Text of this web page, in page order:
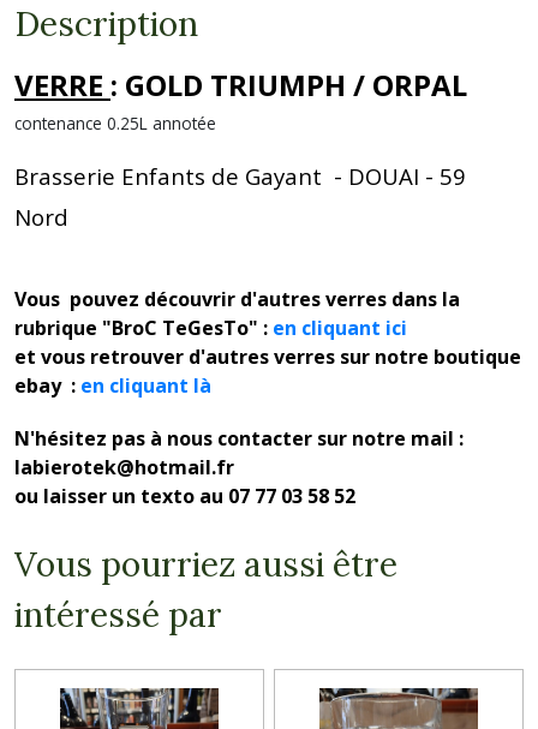
Description
VERRE : GOLD TRIUMPH / ORPAL
contenance 0.25L annotée
Brasserie Enfants de Gayant - DOUAI - 59
Nord
Vous pouvez découvrir d'autres verres dans la
rubrique "BroC TeGesTo" : en cliquant ici
et vous retrouver d'autres verres sur notre boutique
ebay : en cliquant là
N'hésitez pas à nous contacter sur notre mail :
labierotek@hotmail.fr
ou laisser un texto au 07 77 03 58 52
Vous pourriez aussi être
intéressé par